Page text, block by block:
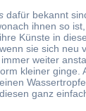
dafür bekannt
ihnen so
Künste in
sie sich neu
weiter
kleiner ginge.
ganz